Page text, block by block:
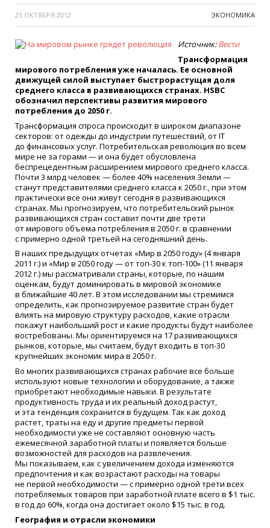
23 ОКТЯБРЯ 2012 ЭКОНОМИКА
Источник:Вести
Трансформация
мирового потребления уже началась. Ее основной
движущей силой выступает быстрорастущая доля
среднего класса в развивающихся странах. HSBC
обозначил перспективы развития мирового
потребления до 2050 г.
Трансформация спроса происходит в широком диапазоне
секторов: от одежды до индустрии путешествий, от IT
до финансовых услуг. Потребительская революция во всем
мире не за горами — и она будет обусловлена
беспрецедентным расширением мирового среднего класса.
Почти 3 млрд человек — более 40% населения Земли —
станут представителями среднего класса к 2050 г., при этом
практически все они живут сегодня в развивающихся
странах. Мы прогнозируем, что потребительский рынок
развивающихся стран составит почти две трети
от мирового объема потребления в 2050 г. в сравнении
с примерно одной третьей на сегодняшний день.
В наших предыдущих отчетах «Мир в 2050 году»(4января
2011 г.) и «Мир в 2050 году — от топ-30 к топ-100»(11 января
2012 г.) мы рассматривали страны, которые, по нашим
оценкам, будут доминировать в мировой экономике
в ближайшие 40 лет. В этом исследовании мы стремимся
определить, как прогнозируемое развитие стран будет
влиять на мировую структуру расходов, какие отрасли
покажут наибольший рост и какие продукты будут наиболее
востребованы. Мы ориентируемся на 17 развивающихся
рынков, которые, мы считаем, будут входить в топ-30
крупнейших экономик мира в 2050 г.
Во многих развивающихся странах рабочие все больше
используют новые технологии и оборудование, а также
приобретают необходимые навыки. В результате
продуктивность труда и их реальный доход растут,
и эта тенденция сохранится в будущем. Так как доход
растет, траты на еду и другие предметы первой
необходимости уже не составляют основную часть
ежемесячной заработной платы и появляется больше
возможностей для расходов на развлечения.
Мы показываем, как с увеличением дохода изменяются
предпочтения и как возрастают расходы на товары
не первой необходимости — с примерно одной трети всех
потребляемых товаров при заработной плате всего в $1 тыс.
в год до 60%, когда она достигает около $15 тыс. в год.
География и отрасли экономики